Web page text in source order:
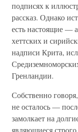
подписях к
рассказ. Однако
есть настоящие —
хеттских и
надписи Крита,
Гренландии.
Собственно
не осталось —
замолкает на